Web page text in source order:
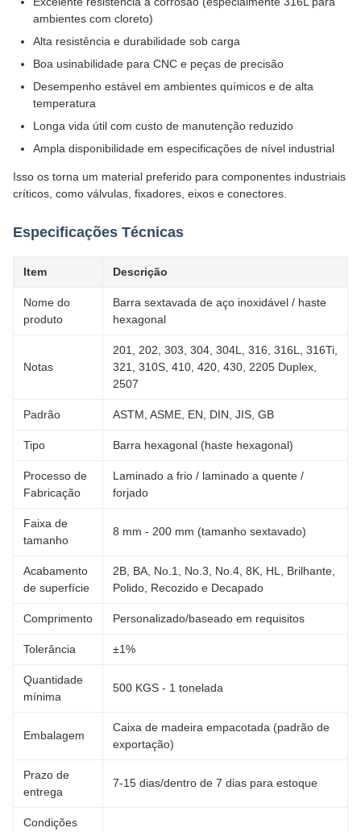
ambientes com cloreto)
Alta resistência e durabilidade sob carga
Boa usinabilidade para CNC e peças de precisão
Desempenho estável em ambientes químicos e de alta
temperatura
Longa vida útil com custo de manutenção reduzido
Ampla disponibilidade em especificações de nível industrial
Isso os torna um material preferido para componentes industriais
críticos, como válvulas, fixadores, eixos e conectores.
Especificações Técnicas
Item Descrição
Nome do
produto
Barra sextavada de aço inoxidável / haste
hexagonal
Notas
201, 202, 303, 304, 304L, 316, 316L, 316Ti,
321, 310S, 410, 420, 430, 2205 Duplex,
2507
Padrão ASTM, ASME, EN, DIN, JIS, GB
Tipo Barra hexagonal (haste hexagonal)
Processo de
Fabricação
Laminado a frio / laminado a quente /
forjado
Faixa de
tamanho
8 mm - 200 mm (tamanho sextavado)
Acabamento
de superfície
2B, BA, No.1, No.3, No.4, 8K, HL, Brilhante,
Polido, Recozido e Decapado
Comprimento Personalizado/baseado em requisitos
Tolerância ±1%
Quantidade
mínima
500 KGS - 1 tonelada
Embalagem
Caixa de madeira empacotada (padrão de
exportação)
Prazo de
entrega
7-15 dias/dentro de 7 dias para estoque
Condições